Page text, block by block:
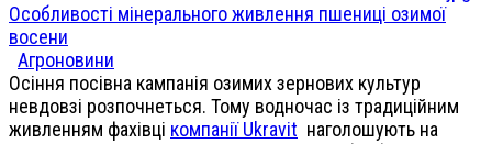
Особливості мінерального живлення пшениці озимої
восени
Агроновини
Осіння посівна кампанія озимих зернових культур
невдовзі розпочнеться. Тому водночас із традиційним
живленням фахівці компанії Ukravit наголошують на